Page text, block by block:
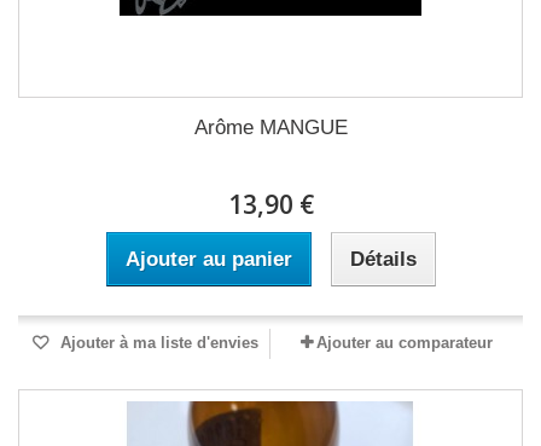
Arôme MANGUE
13,90 €
Ajouter au panier Détails
Ajouter à ma liste d'envies Ajouter au comparateur